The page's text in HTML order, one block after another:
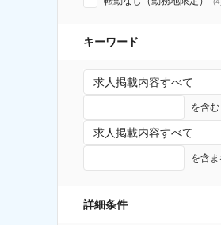
キーワード
求人掲載内容すべて
を含む
求人掲載内容すべて
を含
詳細条件